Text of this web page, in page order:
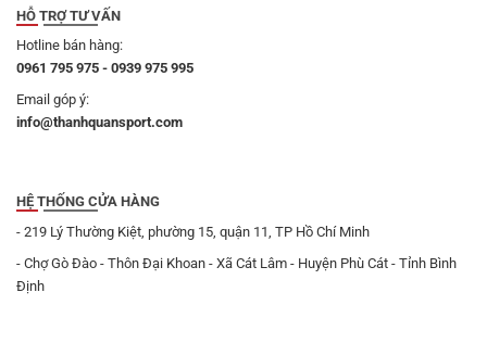
HỖ TRỢ TƯ VẤN
Hotline bán hàng:
0961 795 975 - 0939 975 995
Email góp ý:
info@thanhquansport.com
HỆ THỐNG CỬA HÀNG
- 219 Lý Thường Kiệt, phường 15, quận 11, TP Hồ Chí Minh
- Chợ Gò Đào - Thôn Đại Khoan - Xã Cát Lâm - Huyện Phù Cát - Tỉnh Bình
Định